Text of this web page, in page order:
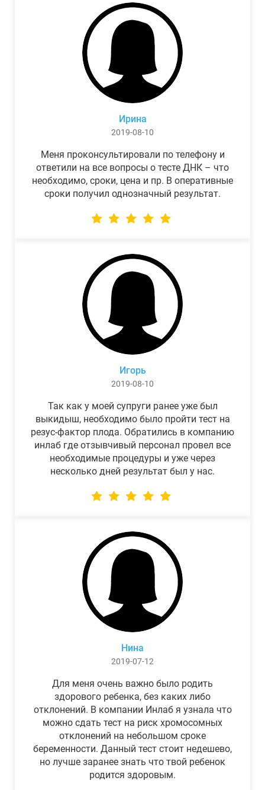
Ирина
2019-08-10
Меня проконсультировали по телефону и
ответили на все вопросы о тесте ДНК – что
необходимо, сроки, цена и пр. В оперативные
сроки получил однозначный результат.
Игорь
2019-08-10
Так как у моей супруги ранее уже был
выкидыш, необходимо было пройти тест на
резус-фактор плода. Обратились в компанию
инлаб где отзывчивый персонал провел все
необходимые процедуры и уже через
несколько дней результат был у нас.
Нина
2019-07-12
Для меня очень важно было родить
здорового ребенка, без каких либо
отклонений. В компании Инлаб я узнала что
можно сдать тест на риск хромосомных
отклонений на небольшом сроке
беременности. Данный тест стоит недешево,
но лучше заранее знать что твой ребенок
родится здоровым.